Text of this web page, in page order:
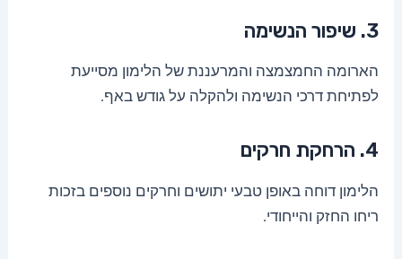
3. שיפור הנשימה
הארומה החמצמצה והמרעננת של הלימון מסייעת
לפתיחת דרכי הנשימה ולהקלה על גודש באף.
4. הרחקת חרקים
הלימון דוחה באופן טבעי יתושים וחרקים נוספים בזכות
ריחו החזק והייחודי.